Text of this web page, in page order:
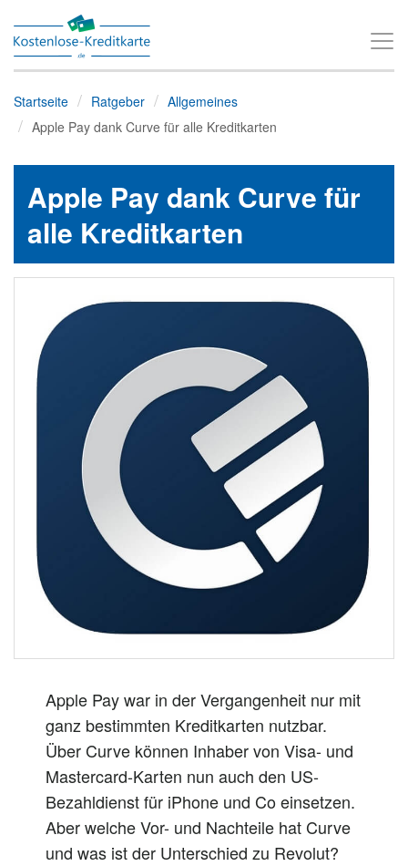
T
o
e
i
Startseite Ratgeber
Allgemeines
Apple Pay dank Curve für alle Kreditkarten
Apple Pay dank Curve für
alle Kreditkarten
Apple Pay war in der Vergangenheit nur mit
ganz bestimmten Kreditkarten nutzbar.
Über Curve können Inhaber von Visa- und
Mastercard-Karten nun auch den US-
Bezahldienst für iPhone und Co einsetzen.
Aber welche Vor- und Nachteile hat Curve
und was ist der Unterschied zu Revolut?